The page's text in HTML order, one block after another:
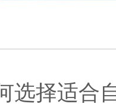
选择适合